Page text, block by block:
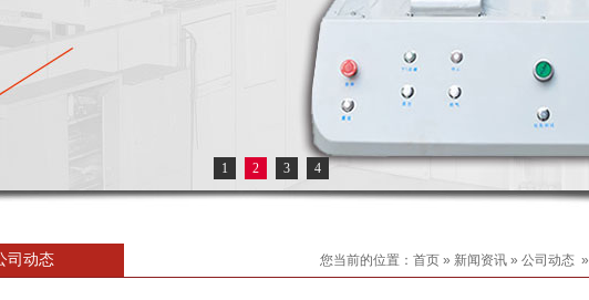
1 2 3 4
司动态 您当前的位置： 首页» 新闻资讯» 公司动态»